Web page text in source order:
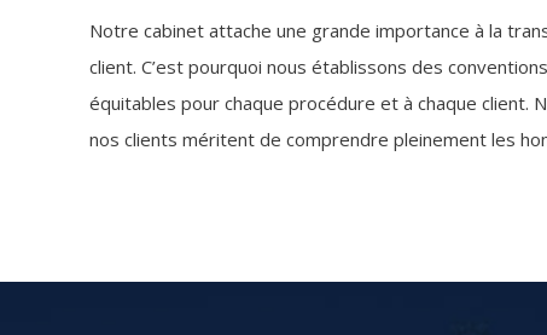
Notre cabinet attache une grande importance à la
client. C’est pourquoi nous établissons des
équitables pour chaque procédure et à chaque client.
nos clients méritent de comprendre pleinement les